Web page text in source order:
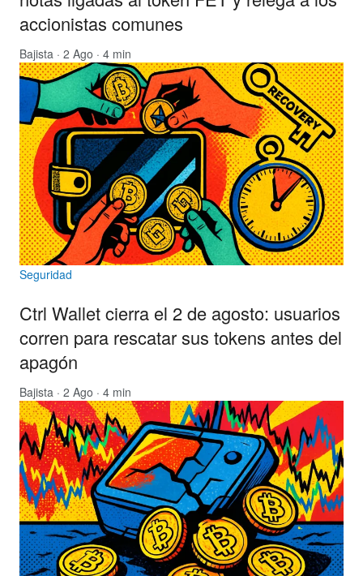
accionistas comunes
Bajista · 2 Ago · 4 min
Seguridad
Ctrl Wallet cierra el 2 de agosto: usuarios
corren para rescatar sus tokens antes del
apagón
Bajista · 2 Ago · 4 min